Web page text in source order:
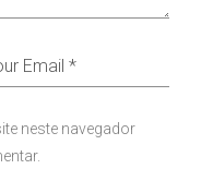
neste navegador